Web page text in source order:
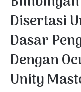
Disertasi
Dasar
Dengan
Unity